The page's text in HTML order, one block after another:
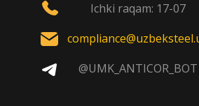
Ichki raqam: 17-07
@UMK_ANTICOR_BOT